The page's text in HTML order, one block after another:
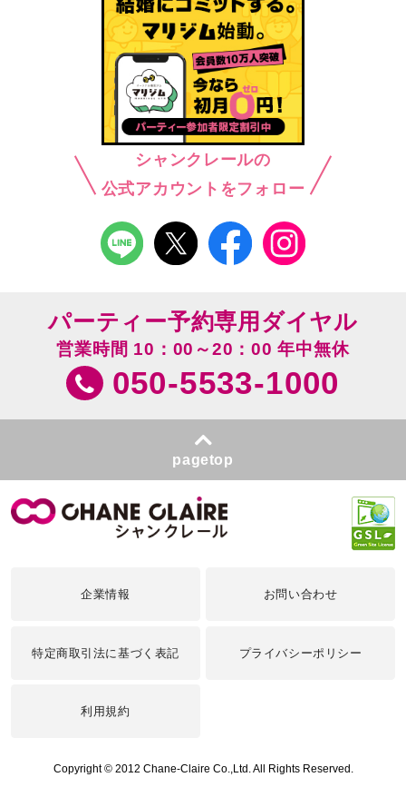
シャンクレールの
公式アカウントをフォロー
パーティー予約専用ダイヤル
営業時間 10：00～20：00 年中無休
050-5533-1000
pagetop
企業情報 お問い合わせ
特定商取引法に基づく表記 プライバシーポリシー
利用規約
Copyright © 2012 Chane-Claire Co.,Ltd. All Rights Reserved.